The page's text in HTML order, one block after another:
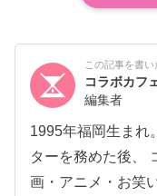
この記事を書い
コラボカフ
編集者
1995年福岡生まれ
ターを務めた後、
画・アニメ・お笑